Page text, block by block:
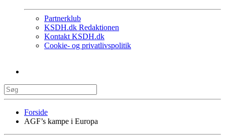
Partnerklub
KSDH.dk Redaktionen
Kontakt KSDH.dk
Cookie- og privatlivspolitik
Forside
AGF’s kampe i Europa